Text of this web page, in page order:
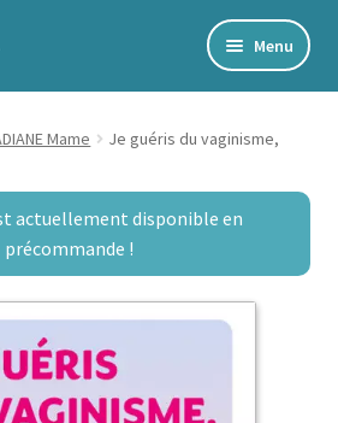
Menu
Mame
Je guéris du vaginisme,
actuellement disponible en
précommande !